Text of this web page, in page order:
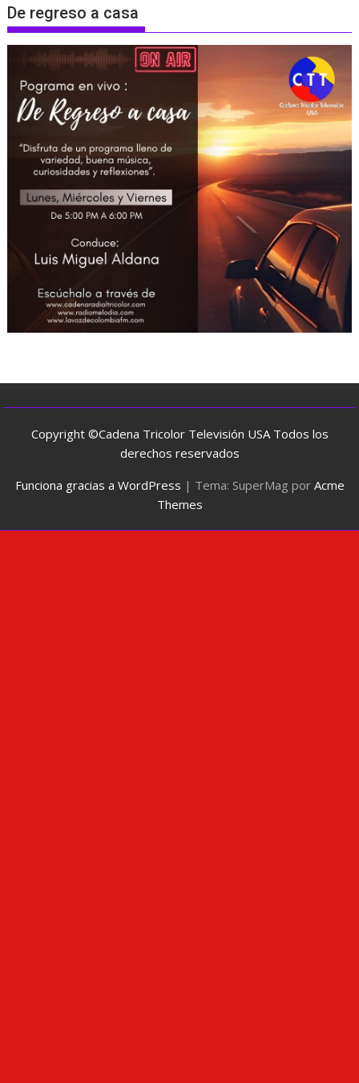
De regreso a casa
Copyright ©Cadena Tricolor Televisión USA Todos los
derechos reservados
Funciona gracias a WordPress | Tema: SuperMag por Acme
Themes